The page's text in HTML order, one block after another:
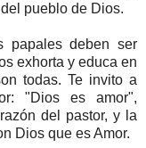
pueblo de Dios.
papales deben ser
exhorta y educa en
todas. Te invito a
"Dios es amor",
del pastor, y la
Dios que es Amor.